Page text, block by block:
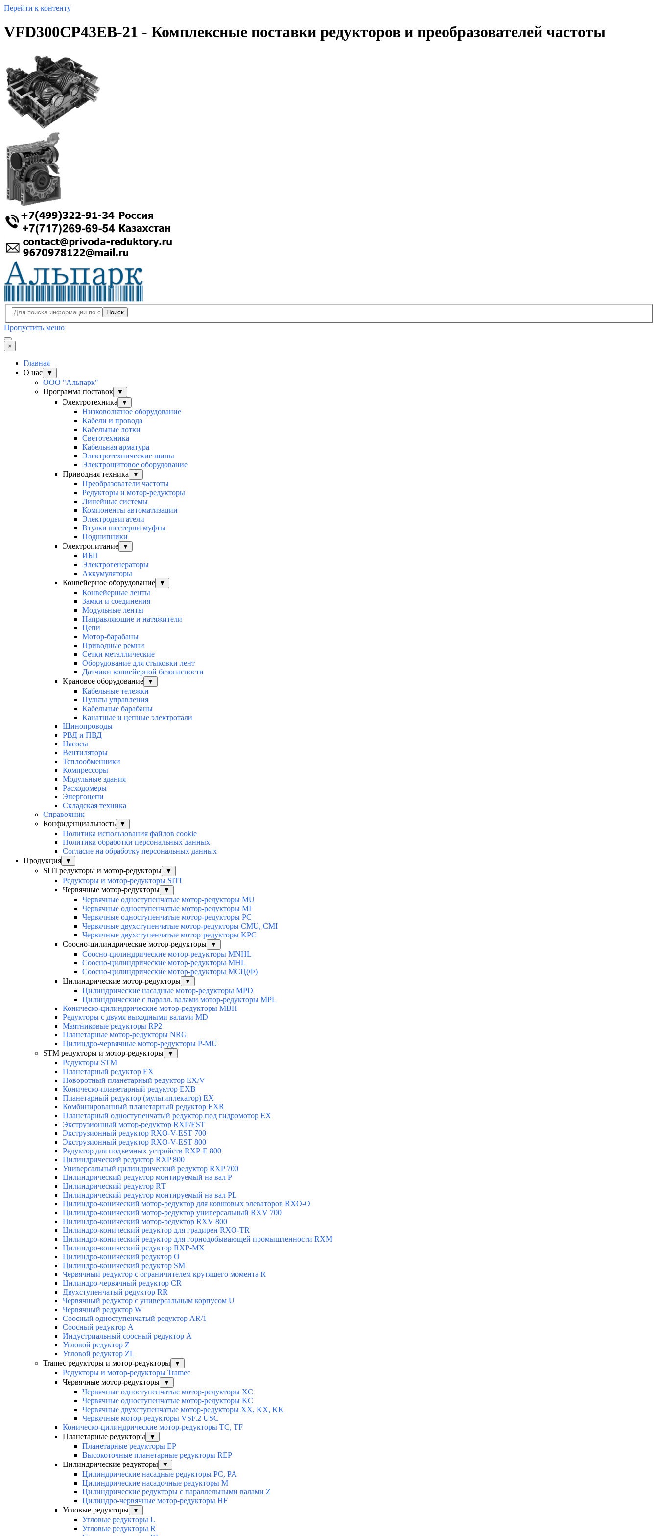
Перейти к контенту
VFD300CP43EB-21 - Комплексные поставки редукторов и преобразователей частоты
Поиск
Пропустить меню
×
Главная
О нас
▼
ООО "Альпарк"
Программа поставок
▼
Электротехника ▼
Низковольтное оборудование
Кабели и провода
Кабельные лотки
Светотехника
Кабельная арматура
Электротехнические шины
Электрощитовое оборудование
Приводная техника
▼
Преобразователи частоты
Редукторы и мотор-редукторы
Линейные системы
Компоненты автоматизации
Электродвигатели
Втулки шестерни муфты
Подшипники
Электропитание
▼
ИБП
Электрогенераторы
Аккумуляторы
Конвейерное оборудование
▼
Конвейерные ленты
Замки и соединения
Модульные ленты
Направляющие и натяжители
Цепи
Мотор-барабаны
Приводные ремни
Сетки металлические
Оборудование для стыковки лент
Датчики конвейерной безопасности
Крановое оборудование
▼
Кабельные тележки
Пульты управления
Кабельные барабаны
Канатные и цепные электротали
Шинопроводы
РВД и ПВД
Насосы
Вентиляторы
Теплообменники
Компрессоры
Модульные здания
Расходомеры
Энергоцепи
Складская техника
Справочник
Конфиденциальность
▼
Политика использования файлов cookie
Политика обработки персональных данных
Согласие на обработку персональных данных
Продукция
▼
SITI редукторы и мотор-редукторы ▼
Редукторы и мотор-редукторы SITI
Червячные мотор-редукторы
▼
Червячные одноступенчатые мотор-редукторы MU
Червячные одноступенчатые мотор-редукторы MI
Червячные одноступенчатые мотор-редукторы PC
Червячные двухступенчатые мотор-редукторы CMU, CMI
Червячные двухступенчатые мотор-редукторы KPC
Соосно-цилиндрические мотор-редукторы
▼
Соосно-цилиндрические мотор-редукторы MNHL
Соосно-цилиндрические мотор-редукторы MHL
Соосно-цилиндрические мотор-редукторы МСЦ(Ф)
Цилиндрические мотор-редукторы
▼
Цилиндрические насадные мотор-редукторы MPD
Цилиндрические с паралл. валами мотор-редукторы MPL
Коническо-цилиндрические мотор-редукторы MBH
Редукторы с двумя выходными валами MD
Маятниковые редукторы RP2
Планетарные мотор-редукторы NRG
Цилиндро-червячные мотор-редукторы P-MU
STM редукторы и мотор-редукторы
▼
Редукторы STM
Планетарный редуктор ЕХ
Поворотный планетарный редуктор EX/V
Коническо-планетарный редуктор ЕХВ
Планетарный редуктор (мультиплекатор) ЕХ
Комбинированный планетарный редуктор ЕХR
Планетарный одноступенчатый редуктор под гидромотор ЕХ
Экструзионный мотор-редуктор RXP/EST
Экструзионный редуктор RXO-V-EST 700
Экструзионный редуктор RXO-V-EST 800
Редуктор для подъемных устройств RXP-E 800
Цилиндрический редуктор RXP 800
Универсальный цилиндрический редуктор RXP 700
Цилиндрический редуктор монтируемый на вал Р
Цилиндрический редуктор RТ
Цилиндрический редуктор монтируемый на вал РL
Цилиндро-конический мотор-редуктор для ковшовых элеваторов RXO-O
Цилиндро-конический мотор-редуктор универсальный RXV 700
Цилиндро-конический мотор-редуктор RXV 800
Цилиндро-конический редуктор для градирен RXO-TR
Цилиндро-конический редуктор для горнодобывающей промышленности RXМ
Цилиндро-конический редуктор RXP-MX
Цилиндро-конический редуктор О
Цилиндро-конический редуктор SM
Червячный редуктор с ограничителем крутящего момента R
Цилиндро-червячный редуктор СR
Двухступенчатый редуктор RR
Червячный редуктор с универсальным корпусом U
Червячный редуктор W
Соосный одноступенчатый редуктор AR/1
Соосный редуктор А
Индустриальный соосный редуктор А
Угловой редуктор Z
Угловой редуктор ZL
Tramec редукторы и мотор-редукторы
▼
Редукторы и мотор-редукторы Tramec
Червячные мотор-редукторы
▼
Червячные одноступенчатые мотор-редукторы XC
Червячные одноступенчатые мотор-редукторы KC
Червячные двухступенчатые мотор-редукторы XX, KX, KK
Червячные мотор-редукторы VSF.2 USC
Коническо-цилиндрические мотор-редукторы TC, TF
Планетарные редукторы
▼
Планетарные редукторы EP
Высокоточные планетарные редукторы REP
Цилиндрические редукторы
▼
Цилиндрические насадные редукторы PC, PA
Цилиндрические насадочные редукторы M
Цилиндрические редукторы с параллельными валами Z
Цилиндро-червячные мотор-редукторы HF
Угловые редукторы
▼
Угловые редукторы L
Угловые редукторы R